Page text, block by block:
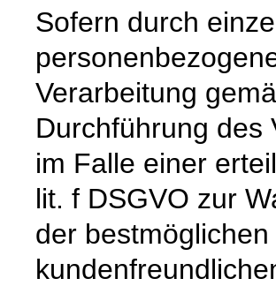
Sofern durch
Verarbeitung
Durchführung des
im Falle einer
lit. f DSGVO zur
der